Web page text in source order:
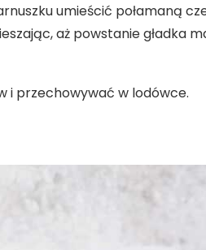
umieścić połamaną
aż powstanie gładka
i przechowywać w lodówce.